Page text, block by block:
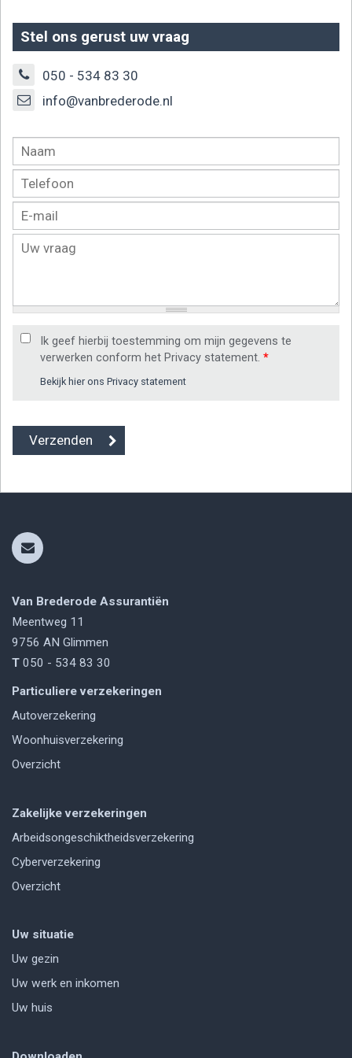
Stel ons gerust uw vraag
050 - 534 83 30
info@vanbrederode.nl
Ik geef hierbij toestemming om mijn gegevens te
verwerken conform het Privacy statement. *
Bekijk hier ons Privacy statement
Van Brederode Assurantiën
Meentweg 11
9756 AN Glimmen
T 050 - 534 83 30
Particuliere verzekeringen
Autoverzekering
Woonhuisverzekering
Overzicht
Zakelijke verzekeringen
Arbeidsongeschiktheidsverzekering
Cyberverzekering
Overzicht
Uw situatie
Uw gezin
Uw werk en inkomen
Uw huis